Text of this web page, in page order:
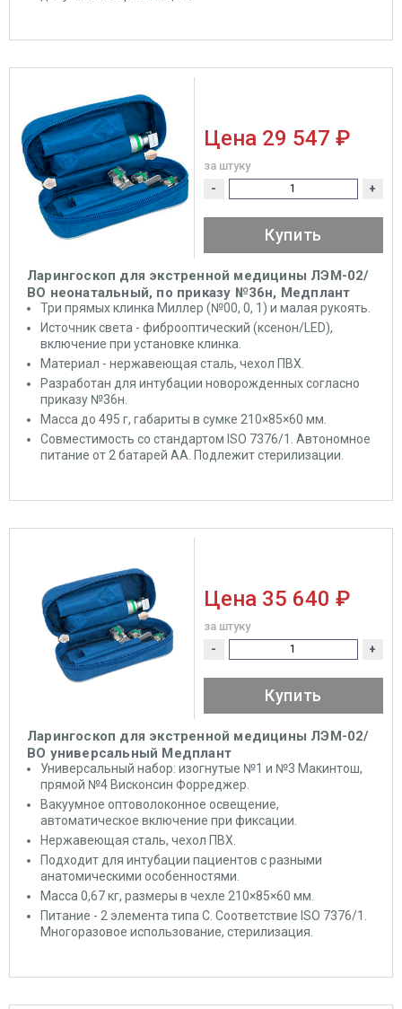
Ларингоскоп для экстренной медицины ЛЭМ-02/
ВО неонатальный, по приказу №36н, Медплант
Три прямых клинка Миллер (№00, 0, 1) и малая рукоять.
Источник света - фиброоптический (ксенон/LED),
включение при установке клинка.
Материал - нержавеющая сталь, чехол ПВХ.
Разработан для интубации новорожденных согласно
приказу №36н.
Масса до 495 г, габариты в сумке 210×85×60 мм.
Совместимость со стандартом ISO 7376/1. Автономное
питание от 2 батарей АА. Подлежит стерилизации.
Цена 29 547 ₽
за штуку
- +
Купить
Ларингоскоп для экстренной медицины ЛЭМ-02/
ВО универсальный Медплант
Универсальный набор: изогнутые №1 и №3 Макинтош,
прямой №4 Висконсин Форреджер.
Вакуумное оптоволоконное освещение,
автоматическое включение при фиксации.
Нержавеющая сталь, чехол ПВХ.
Подходит для интубации пациентов с разными
анатомическими особенностями.
Масса 0,67 кг, размеры в чехле 210×85×60 мм.
Питание - 2 элемента типа С. Соответствие ISO 7376/1.
Многоразовое использование, стерилизация.
Цена 35 640 ₽
за штуку
- +
Купить